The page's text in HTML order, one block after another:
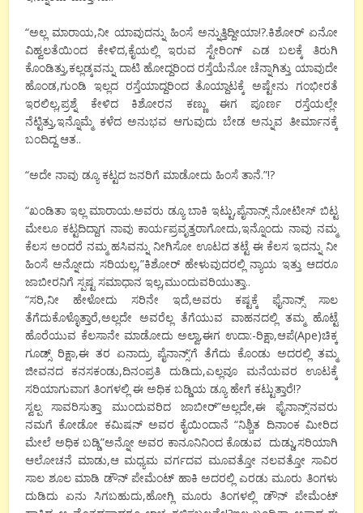
“ಅಲ್ಲ ಮಾರಾಯ,ನೀ ಯಾವುದನ್ನು ಹಿಂಸೆ ಅನ್ನುತ್ತಿದ್ದೀಯಾ!?.ಕಿಶೋರ್ ಏನೋ
ವಿಹ್ವಲತೆಯಿಂದ ಕೇಳಿದ,ಕೈಯಲ್ಲಿ ಇರುವ ಸ್ಟೇರಿಂಗ್ ಎಡ ಬಲಕ್ಕೆ ತಿರುಗಿ
ಕೊಂಡಿತ್ತು,ಕಲ್ಲಡ್ಕವನ್ನು ದಾಟಿ ಹೋದ್ದರಿಂದ ರಸ್ತೆಯೆನೋ ಚೆನ್ನಾಗಿತ್ತು ಯಾವುದೇ
ಹೊಂಡ,ಗುಂಡಿ ಇಲ್ಲದ ರಸ್ತೆಯಾದ್ದರಿಂದ ತೊಯ್ದಾಟಕ್ಕೆ ಅಷ್ಟೇನು ಗಂಭೀರತೆ
ಇರಲಿಲ್ಲ,ಪ್ರಶ್ನೆ ಕೇಳಿದ ಕಿಶೋರನ ಕಣ್ಣು ಈಗ ಪೂರ್ಣ ರಸ್ತೆಯಲ್ಲೇ
ನೆಟ್ಟಿತ್ತು,ಇನ್ನೊಮ್ಮೆ ಕಳೆದ ಅನುಭವ ಆಗುವುದು ಬೇಡ ಅನ್ನುವ ತೀರ್ಮಾನಕ್ಕೆ
ಬಂದಿದ್ದ ಆತ..
“ಅದೇ ನಾವು ಡ್ಯೂ ಕಟ್ಟದ ಜನರಿಗೆ ಮಾಡೋದು ಹಿಂಸೆ ತಾನೆ.”!?
“ಖಂಡಿತಾ ಇಲ್ಲ ಮಾರಾಯ.ಅವರು ಡ್ಯೂ ಬಾಕಿ ಇಟ್ಟು,ಪೈನಾನ್ಸ್ ನೋಟೀಸ್ ಬಿಟ್ಟ
ಮೇಲೂ ಕಟ್ಟದಿದ್ದಾಗ ನಾವು ಕಾರ್ಯಪ್ರವೃತ್ತರಾಗೋದು,ಇನ್ನೊಂದು ನಾವು ನಮ್ಮ
ಕೆಲಸ ಅಂದರೆ ನಮ್ಮ ಹಸಿವನ್ನು ನೀಗಿಸೋ ಊಟದ ತಟ್ಟೆ ಈ ಕೆಲಸ ಇದನ್ನು ನೀ
ಹಿಂಸೆ ಅನ್ನೋದು ಸರಿಯಲ್ಲ,”ಕಿಶೋರ್ ಹೇಳುವುದರಲ್ಲಿ ನ್ಯಾಯ ಇತ್ತು ಆದರೂ
ಜಾಬೀರನಿಗೆ ಸ್ಪಷ್ಟ ಸಮಾಧಾನ ಇಲ್ಲ,ಮುಂದುವರಿಯುತ್ತಾ..
“ಸರಿ,ನೀ ಹೇಳೋದು ಸರಿನೇ ಇದೆ,ಅವರು ಕಷ್ಟಕ್ಕೆ ಫೈನಾನ್ಸ್ ಸಾಲ
ತೆಗೆದುಕೊಳ್ಳೊತ್ತಾರೆ,ಅಲ್ಲದೇ ಅವರೆಲ್ಲ ತೆಗೆಯುವ ವಾಹನದಲ್ಲಿ ತಮ್ಮ ಹೊಟ್ಟೆ
ಹೊರೆಯುವ ಕೆಲಸಾನೇ ಮಾಡೋದು ಅಲ್ವಾ,ಈಗ ಉದಾ:-ರಿಕ್ಷಾ,ಆಪೆ(Ape)ಚಿಕ್ಕ
ಗೂಡ್ಸ್ ರಿಕ್ಷಾ,ಈ ತರ ಏನಾದ್ರು ಪೈನಾನ್ಸ್’ಗೆ ತೆಗೆದು ಕೊಂಡು ಅದರಲ್ಲಿ ತಮ್ಮ
ಜೀವನದ ಕನಸಕಂಡು,ದಿನಂಪ್ರತಿ ದುಡಿದು,ಎಲ್ಲವೂ ಮನೆಯವರ ಊಟಕ್ಕೆ
ಸರಿಯಾಗುವಾಗ ತಿಂಗಳಲ್ಲಿ ಈ ಅಧಿಕ ಬಡ್ಡಿಯ ಡ್ಯೂ ಹೇಗೆ ಕಟ್ಟುತ್ತಾರೆ!?
ಸ್ವಲ್ಪ ಸಾವರಿಸುತ್ತಾ ಮುಂದುವರಿದ ಜಾಬೀರ್”ಅಲ್ಲದೇ,ಈ ಫೈನಾನ್ಸ್’ನವರು
ನಮಗೆ ಕೋಡೋ ಕಮಿಷನ್ ಅವರ ಕೈಯಿಂದಾನೆ “ನಿಶ್ಚಿತ ದಿನಾಂಕ ಮೀರಿದ
ಮೇಲೆ ಅಧಿಕ ಬಡ್ಡಿ”ಅನ್ನೋ ಅವರ ಕಾನೂನಿನಿಂದ ಕೊಡುವ ದುಡ್ಡು,ಸರಿಯಾಗಿ
ಆಲೋಚನೆ ಮಾಡು,ಆ ಮಧ್ಯಮ ವರ್ಗದವ ಮೂವತ್ತೋ ನಲವತ್ತೋ ಸಾವಿರ
ಸಾಲ ಶೂಲ ಮಾಡಿ ಡೌನ್ ಪೇಮೆಂಟ್ ಹಾಕಿ ಅದರಲ್ಲಿ ಎರಡು ಮೂರು ತಿಂಗಳು
ದುಡಿದು ಏನು ಸಿಗಬಹುದು,ಹೋಗ್ಲಿ ಮೂರು ತಿಂಗಳಲ್ಲಿ ಡೌನ್ ಪೇಮೆಂಟ್